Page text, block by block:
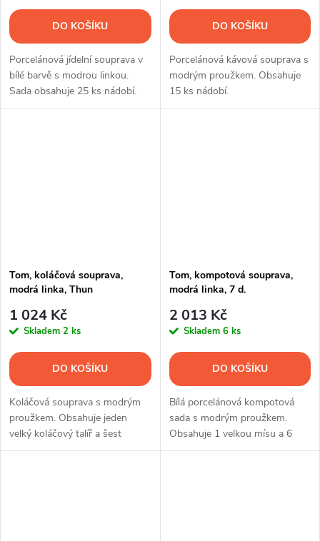
DO KOŠÍKU
Porcelánová jídelní souprava v
bílé barvě s modrou linkou.
Sada obsahuje 25 ks nádobí.
DO KOŠÍKU
Porcelánová kávová souprava s
modrým proužkem. Obsahuje
15 ks nádobí.
Tom, koláčová souprava,
modrá linka, Thun
1 024 Kč
Skladem 2 ks
DO KOŠÍKU
Koláčová souprava s modrým
proužkem. Obsahuje jeden
velký koláčový talíř a šest
malých dezertních talířků.
Tom, kompotová souprava,
modrá linka, 7 d.
2 013 Kč
Skladem 6 ks
DO KOŠÍKU
Bílá porcelánová kompotová
sada s modrým proužkem.
Obsahuje 1 velkou mísu a 6
menších misek.